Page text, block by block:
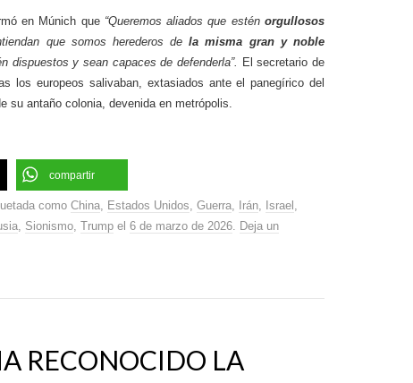
en Múnich que “Queremos aliados que esténorgullosos
que somos herederos dela misma gran y noble
dispuestos y sean capaces de defenderla”.
El secretario de
los europeos salivaban, extasiados ante el panegírico del
su antaño colonia, devenida en metrópolis.
compartir
como China, Estados Unidos, Guerra, Irán, Israel ,
, Sionismo, Trump el 6 de marzo de 2026. Deja un
RECONOCIDO LA